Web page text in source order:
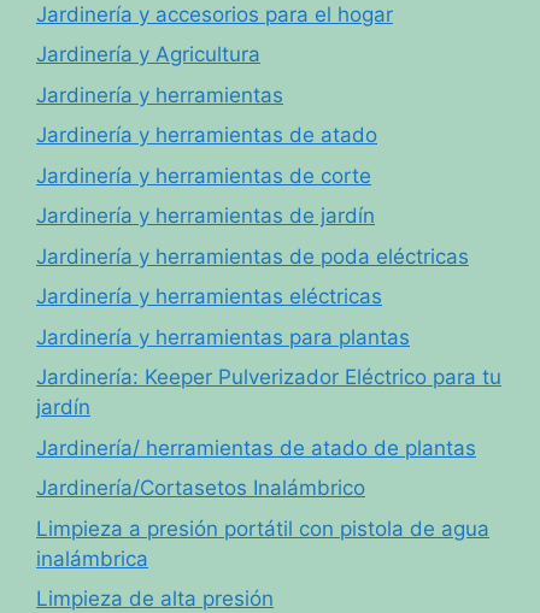
Jardinería y accesorios para el hogar
Jardinería y Agricultura
Jardinería y herramientas
Jardinería y herramientas de atado
Jardinería y herramientas de corte
Jardinería y herramientas de jardín
Jardinería y herramientas de poda eléctricas
Jardinería y herramientas eléctricas
Jardinería y herramientas para plantas
Jardinería: Keeper Pulverizador Eléctrico para tu
jardín
Jardinería/ herramientas de atado de plantas
Jardinería/Cortasetos Inalámbrico
Limpieza a presión portátil con pistola de agua
inalámbrica
Limpieza de alta presión